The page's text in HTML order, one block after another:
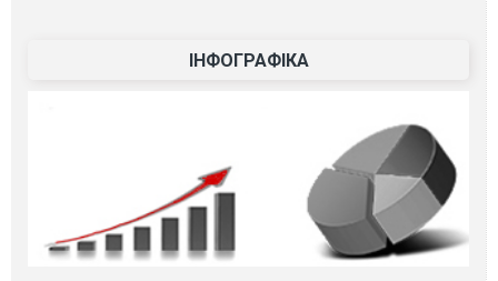
ІНФОГРАФІКА